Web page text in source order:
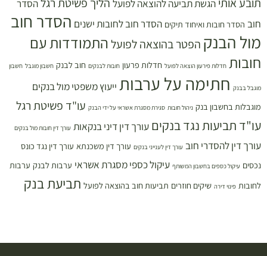
הגשת תביעה להוצאה לפועל
הסדר
חוב הסדר חובות ואיחוד תיקים הסדר חוב לחובות ישנים הסדר חוב
מול הבנק הפטר בהוצאה לפועל התמודדות עם
חובות חדלות פירעון הוצאה לפועל חדלות פרעון חובות לבנקים חוב לבנק חשבון מוגבל חשבון
מוגבל בבנק חתימה על ערבות ייעוץ משפטי מול בנקים
מוגבלות בחשבון בנק ניהול חובות סגירת מסגרת אשראי על ידי הבנק עו"ד פשיטת רגל
עו"ד תביעות נגד בנקים עורך דין דיני בנקאות עורך דין חובות מול בנקים
עורך דין להסדרי חוב עורך דין לענייני בנקים עורך דין משכנתא עורך דין נגד כונס
נכסים עיקול כספים בחשבון המשותף עיקול כספי מסגרת אשראי ערבות לבנק ערבות
לחובות פינוי דירה שיקים חוזרים תביעות חוב בהוצאה לפועל תביעת בנק